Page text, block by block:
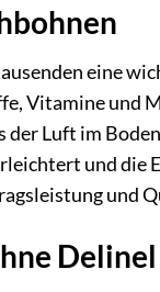
eine
Vitamine und
Luft im
und die
und